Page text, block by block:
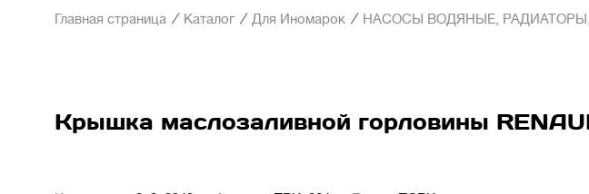
Главная страница / Каталог / Для Иномарок / НАСОСЫ ВОДЯНЫЕ,
Крышка маслозаливной горловины